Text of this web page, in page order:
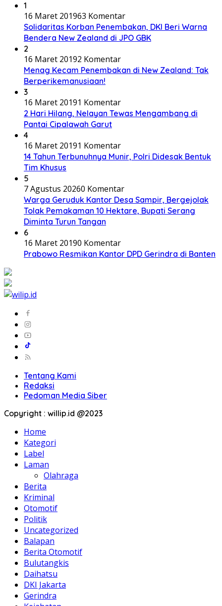
1
16 Maret 201963 Komentar
Solidaritas Korban Penembakan, DKI Beri Warna
Bendera New Zealand di JPO GBK
2
16 Maret 20192 Komentar
Menag Kecam Penembakan di New Zealand: Tak
Berperikemanusiaan!
3
16 Maret 20191 Komentar
2 Hari Hilang, Nelayan Tewas Mengambang di
Pantai Cipalawah Garut
4
16 Maret 20191 Komentar
14 Tahun Terbunuhnya Munir, Polri Didesak Bentuk
Tim Khusus
5
7 Agustus 20260 Komentar
Warga Geruduk Kantor Desa Sampir, Bergejolak
Tolak Pemakaman 10 Hektare, Bupati Serang
Diminta Turun Tangan
6
16 Maret 20190 Komentar
Prabowo Resmikan Kantor DPD Gerindra di Banten
Tentang Kami
Redaksi
Pedoman Media Siber
Copyright : willip.id @2023
Home
Kategori
Label
Laman
Olahraga
Berita
Kriminal
Otomotif
Politik
Uncategorized
Balapan
Berita Otomotif
Bulutangkis
Daihatsu
DKI Jakarta
Gerindra